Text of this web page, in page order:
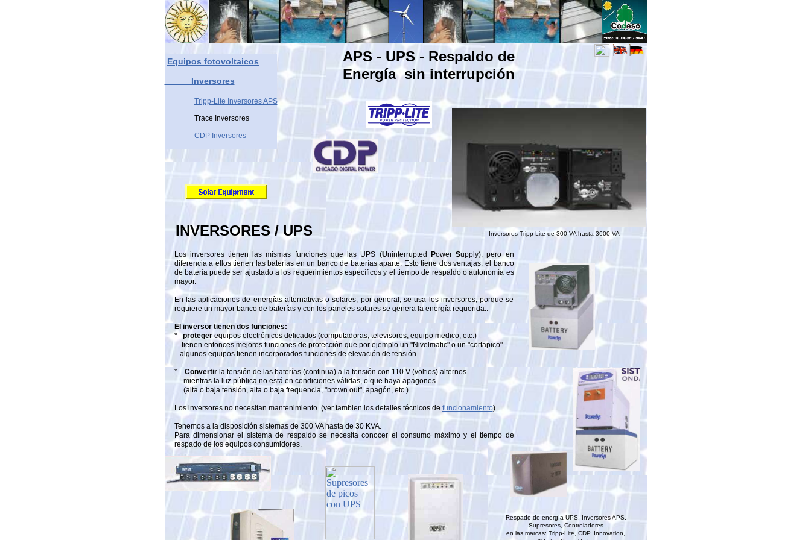
Energía Solar Energy Sonnenenergie
Equipos Equipment Geräte
Equipos fotovoltaicos
Inversores
APS - UPS - Respaldo de
Energía sin interrupción
Inversores Tripp-Lite de 300 VA hasta 3600 VA
Respado de energía UPS, Inversores APS,
Supresores, Controladores
en las marcas: Tripp-Lite, CDP, Innovation,
Tripp-Lite Inversores APS
Trace Inversores
INVERSORES / UPS
Los inversores tienen las mismas funciones que las UPS (Uninterrupted PowerSupply), pero en
diferencia a ellos tienen las baterías en un banco de baterías aparte. Esto tiene dos ventajas: el banco
de batería puede ser ajustado a los requerimientos específicos y el tiempo de respaldo o autonomía es
mayor.
En las aplicaciones de energías alternativas o solares, por general, se usa los inversores, porque se
requiere un mayor banco de baterías y con los paneles solares se genera la energía requerida..
El inversor tienen dos funciones:
*proteger equipos electrónicos delicados (computadoras, televisores, equipo medico, etc.)
tienen entonces mejores funciones de protección que por ejemplo un "Nivelmatic" o un "cortapico".
algunos equipos tienen incorporados funciones de elevación de tensión.
* Convertirla tensión de las baterías (continua) a la tensión con 110 V (voltios) alternos
mientras la luz pública no está en condiciones válidas, o que haya apagones.
(alta o baja tensión, alta o baja frequencia, "brown out", apagón, etc.).
Los inversores no necesitan mantenimiento. (ver tambien los detalles técnicos de funcionamiento).
Tenemos a la disposición sistemas de 300 VA hasta de 30 KVA.
Para dimensionar el sistema de respaldo se necesita conocer el consumo máximo y el tiempo de
respado de los equipos consumidores.
CDP Inversores